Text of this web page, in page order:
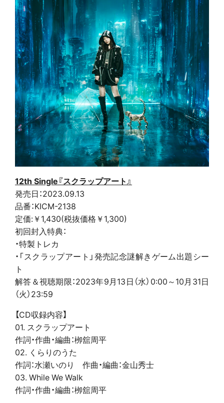
12th Single『スクラップアート』
発売日：2023.09.13
品番：KICM-2138
定価:￥1,430(税抜価格￥1,300)
初回封入特典：
・特製トレカ
・「スクラップアート」発売記念謎解きゲーム出題シー
ト
解答＆視聴期限：2023年9月13日（水）0:00～10月31日
（火）23:59
【CD収録内容】
01. スクラップアート
作詞・作曲・編曲：栁舘周平
02. くらりのうた
作詞：水瀬いのり 作曲・編曲：金山秀士
03. While We Walk
作詞・作曲・編曲：栁舘周平